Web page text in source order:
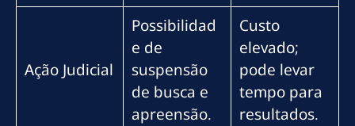
Ação Judicial
Possibilidad
e de
suspensão
de busca e
apreensão.
Custo
elevado;
pode levar
tempo para
resultados.